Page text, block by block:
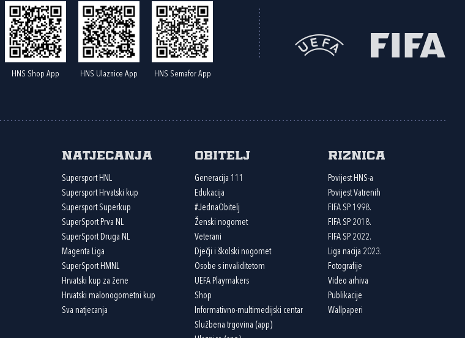
HNS Shop App HNS Ulaznice App HNS Semafor App
Natjecanja
Supersport HNL
Supersport Hrvatski kup
Supersport Superkup
SuperSport Prva NL
SuperSport Druga NL
Magenta Liga
SuperSport HMNL
Hrvatski kup za žene
Hrvatski malonogometni kup
Sva natjecanja
Obitelj
Generacija 111
Edukacija
#JednaObitelj
Ženski nogomet
Veterani
Dječji i školski nogomet
Osobe s invaliditetom
UEFA Playmakers
Shop
Informativno-multimedijski centar
Službena trgovina (app)
Riznica
Povijest HNS-a
Povijest Vatrenih
FIFA SP 1998.
FIFA SP 2018.
FIFA SP 2022.
Liga nacija 2023.
Fotografije
Video arhiva
Publikacije
Wallpaperi